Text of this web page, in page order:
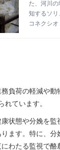
社名：
社）
た、河川
知するソリ
コネクシ
負荷の軽減や動
れています。
状態や分娩を
ます。特に、分
わたる監視で酪